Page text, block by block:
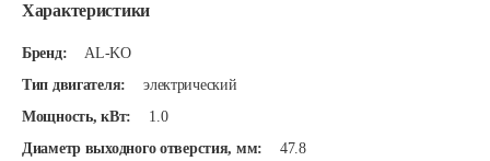
Характеристики
Бренд:
AL-KO
Тип двигателя:
электрический
Мощность, кВт:
1.0
Диаметр выходного отверстия, мм:
47.8